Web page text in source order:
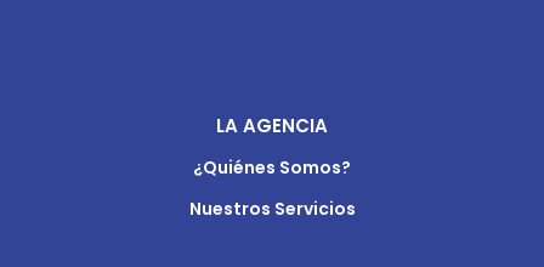
LA AGENCIA
¿Quiénes Somos?
Nuestros Servicios